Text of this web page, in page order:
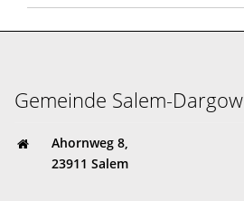
Gemeinde Salem-Dargow
Ahornweg 8,
23911 Salem